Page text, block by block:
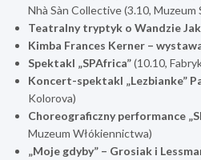
Nhà Sàn Collective (3.10, Muzeum
Teatralny tryptyk o Wandzie
Kimba Frances Kerner –
Spektakl „SPAfrica”(10.10,
Koncert-spektakl „Lezbianke”
Kolorova)
Choreograficzny performance
Muzeum Włókiennictwa)
„Moje gdyby” – Grosiak i